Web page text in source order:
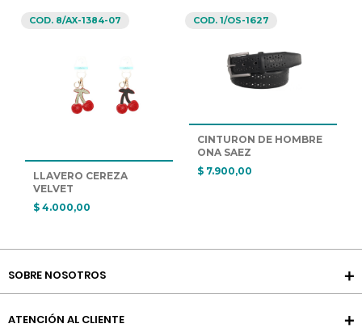
COD. 8/AX-1384-07
LLAVERO CEREZA
VELVET
$ 4.000,00
COD. 1/OS-1627
CINTURON DE HOMBRE
ONA SAEZ
$ 7.900,00
SOBRE NOSOTROS
ATENCIÓN AL CLIENTE